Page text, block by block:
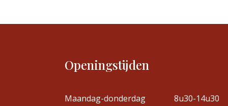
Openingstijden
Maandag-donderdag
8u30-14u30